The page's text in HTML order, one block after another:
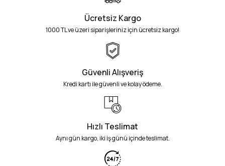
Ücretsiz Kargo
1000 TL ve üzeri siparişleriniz için ücretsiz kargo!
Güvenli Alışveriş
Kredi kartı ile güvenli ve kolay ödeme.
Hızlı Teslimat
Aynı gün kargo, iki iş günü içinde teslimat.